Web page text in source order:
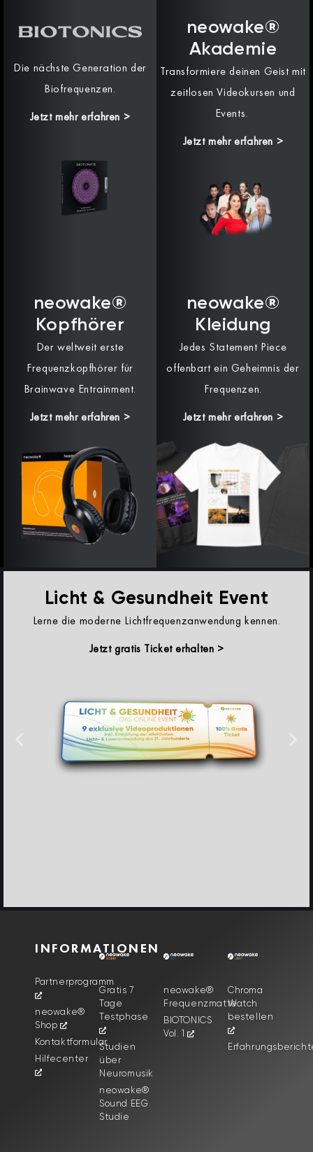
Die nächste Generation der
Biofrequenzen.
Jetzt mehr erfahren >
neowake®
Akademie
Transformiere deinen Geist mit
zeitlosen Videokursen und
Events.
Jetzt mehr erfahren >
neowake®
Kopfhörer
Der weltweit erste
Frequenzkopfhörer für
Brainwave Entrainment.
Jetzt mehr erfahren >
neowake®
Kleidung
Jedes Statement Piece
offenbart ein Geheimnis der
Frequenzen.
Jetzt mehr erfahren >
Licht & Gesundheit Event
Lerne die moderne Lichtfrequenzanwendung kennen.
Jetzt gratis Ticket erhalten >
INFORMATIONEN
Partnerprogramm
neowake®
Shop
Kontaktformular
Hilfecenter
Gratis 7
Tage
Testphase
Studien
über
Neuromusik
neowake®
Sound EEG
Studie
neowake®
Frequenzmatte
BIOTONICS
Vol. 1
Chroma
Watch
bestellen